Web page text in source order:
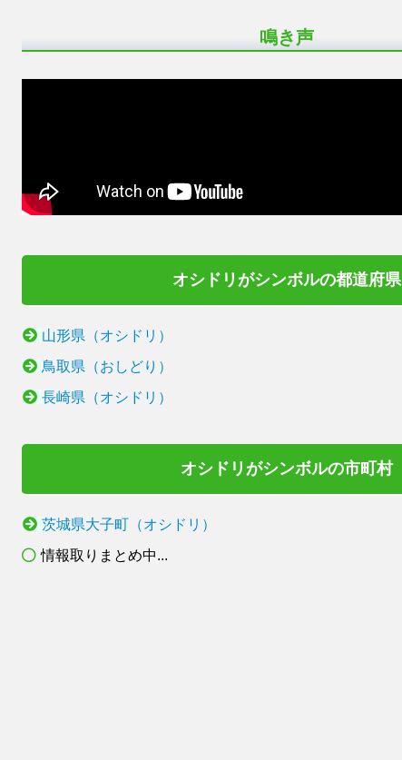
鳴き声
オシドリがシンボルの都道府県
山形県（オシドリ）
鳥取県（おしどり）
長崎県（オシドリ）
オシドリがシンボルの市町村
茨城県大子町（オシドリ）
情報取りまとめ中...